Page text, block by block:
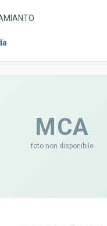
MCA
foto non disponibile